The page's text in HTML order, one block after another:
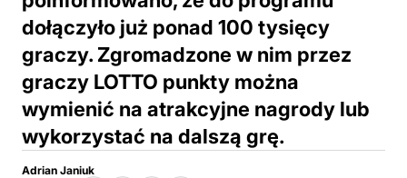
dołączyło już ponad 100 tysięcy
graczy. Zgromadzone w nim przez
graczy LOTTO punkty można
wymienić na atrakcyjne nagrody lub
wykorzystać na dalszą grę.
Adrian Janiuk